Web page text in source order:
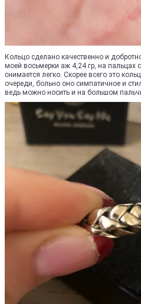
Кольцо сделано качественно и
моей восьмерки аж 4,24 гр, на пальцах
снимается легко. Скорее всего это
очереди, больно оно симпатичное и
ведь можно носить и на большом